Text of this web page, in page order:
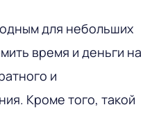
для небольших
время и деньги на
и
Кроме того, такой